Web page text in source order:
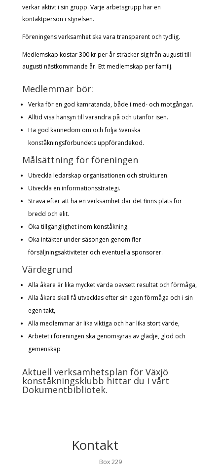
verkar aktivt i sin grupp. Varje arbetsgrupp har en
kontaktperson i styrelsen.
Föreningens verksamhet ska vara transparent och tydlig.
Medlemskap kostar300 kr per år sträcker sig från augusti till
augusti nästkommande år. Ett medlemskap per familj.
Medlemmar bör:
Verka för en god kamratanda, både i med- och motgångar.
Alltid visa hänsyn till varandra på och utanför isen.
Ha god kännedom om och följa Svenska
konståkningsförbundets uppförandekod.
Målsättning för föreningen
Utveckla ledarskap organisationen och strukturen.
Utveckla en informationsstrategi.
Sträva efter att ha en verksamhet där det finns plats för
bredd och elit.
Öka tillgänglighet inom konståkning.
Öka intäkter under säsongen genom fler
försäljningsaktiviteter och eventuella sponsorer.
Värdegrund
Alla åkare är lika mycket värda oavsett resultat och förmåga,
Alla åkare skall få utvecklas efter sin egen förmåga och i sin
egen takt,
Alla medlemmar är lika viktiga och har lika stort värde,
Arbetet i föreningen ska genomsyras av glädje, glöd och
gemenskap
Aktuell verksamhetsplan för Växjö
konståkningsklubb hittar du i vårt
Dokumentbibliotek.
Kontakt
Box 229